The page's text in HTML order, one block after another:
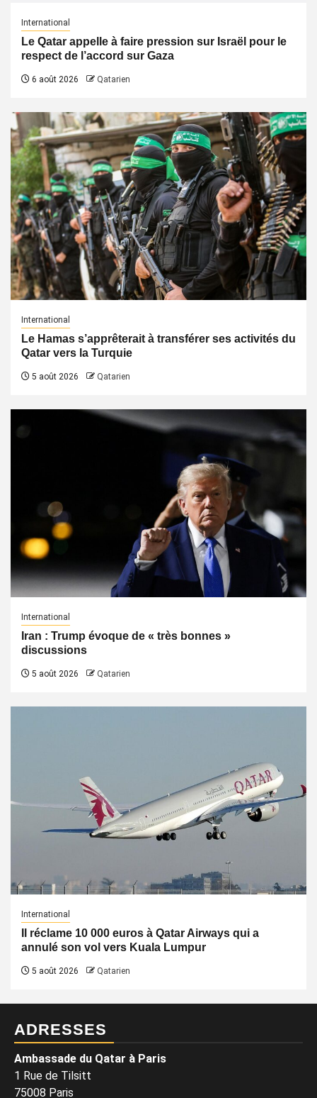
International
Le Qatar appelle à faire pression sur Israël pour le
respect de l’accord sur Gaza
6 août 2026 Qatarien
International
Le Hamas s’apprêterait à transférer ses activités du
Qatar vers la Turquie
5 août 2026 Qatarien
International
Iran : Trump évoque de « très bonnes »
discussions
5 août 2026 Qatarien
International
Il réclame 10 000 euros à Qatar Airways qui a
annulé son vol vers Kuala Lumpur
5 août 2026 Qatarien
ADRESSES
Ambassade du Qatar à Paris
1 Rue de Tilsitt
75008 Paris